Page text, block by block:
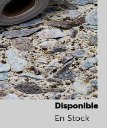
Disponible
En Stock